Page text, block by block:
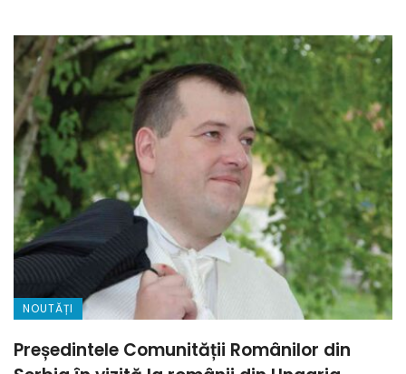
NOUTĂȚI
Președintele Comunității Românilor din